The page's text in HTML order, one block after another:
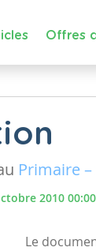
Offres
Primaire
2010 00:00
Le